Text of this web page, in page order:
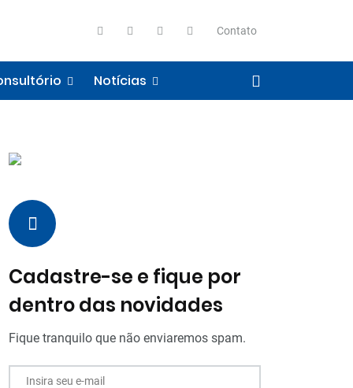
Contato
Notícias
Cadastre-se e fique por
dentro das novidades
Fique tranquilo que não enviaremos spam.
Insira seu e-mail